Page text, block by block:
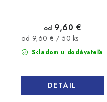
Skladom u dodávateľa
od 9,60 €
Jednotková
cena:
od 9,60 € / 50 ks
DETAIL